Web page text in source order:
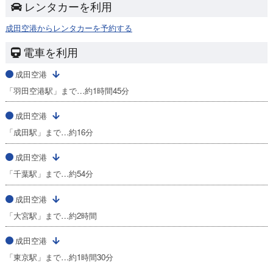
レンタカーを利用
成田空港からレンタカーを予約する
電車を利用
成田空港
「羽田空港駅」まで…約1時間45分
成田空港
「成田駅」まで…約16分
成田空港
「千葉駅」まで…約54分
成田空港
「大宮駅」まで…約2時間
成田空港
「東京駅」まで…約1時間30分